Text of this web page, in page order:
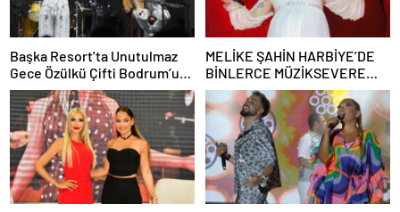
Başka Resort’ta Unutulmaz
Gece Özülkü Çifti Bodrum’u
Büyüledi
MELİKE ŞAHİN HARBİYE’DE
BİNLERCE MÜZİKSEVERE
UNUTULMAZ BİR GECE
YAŞATTI!